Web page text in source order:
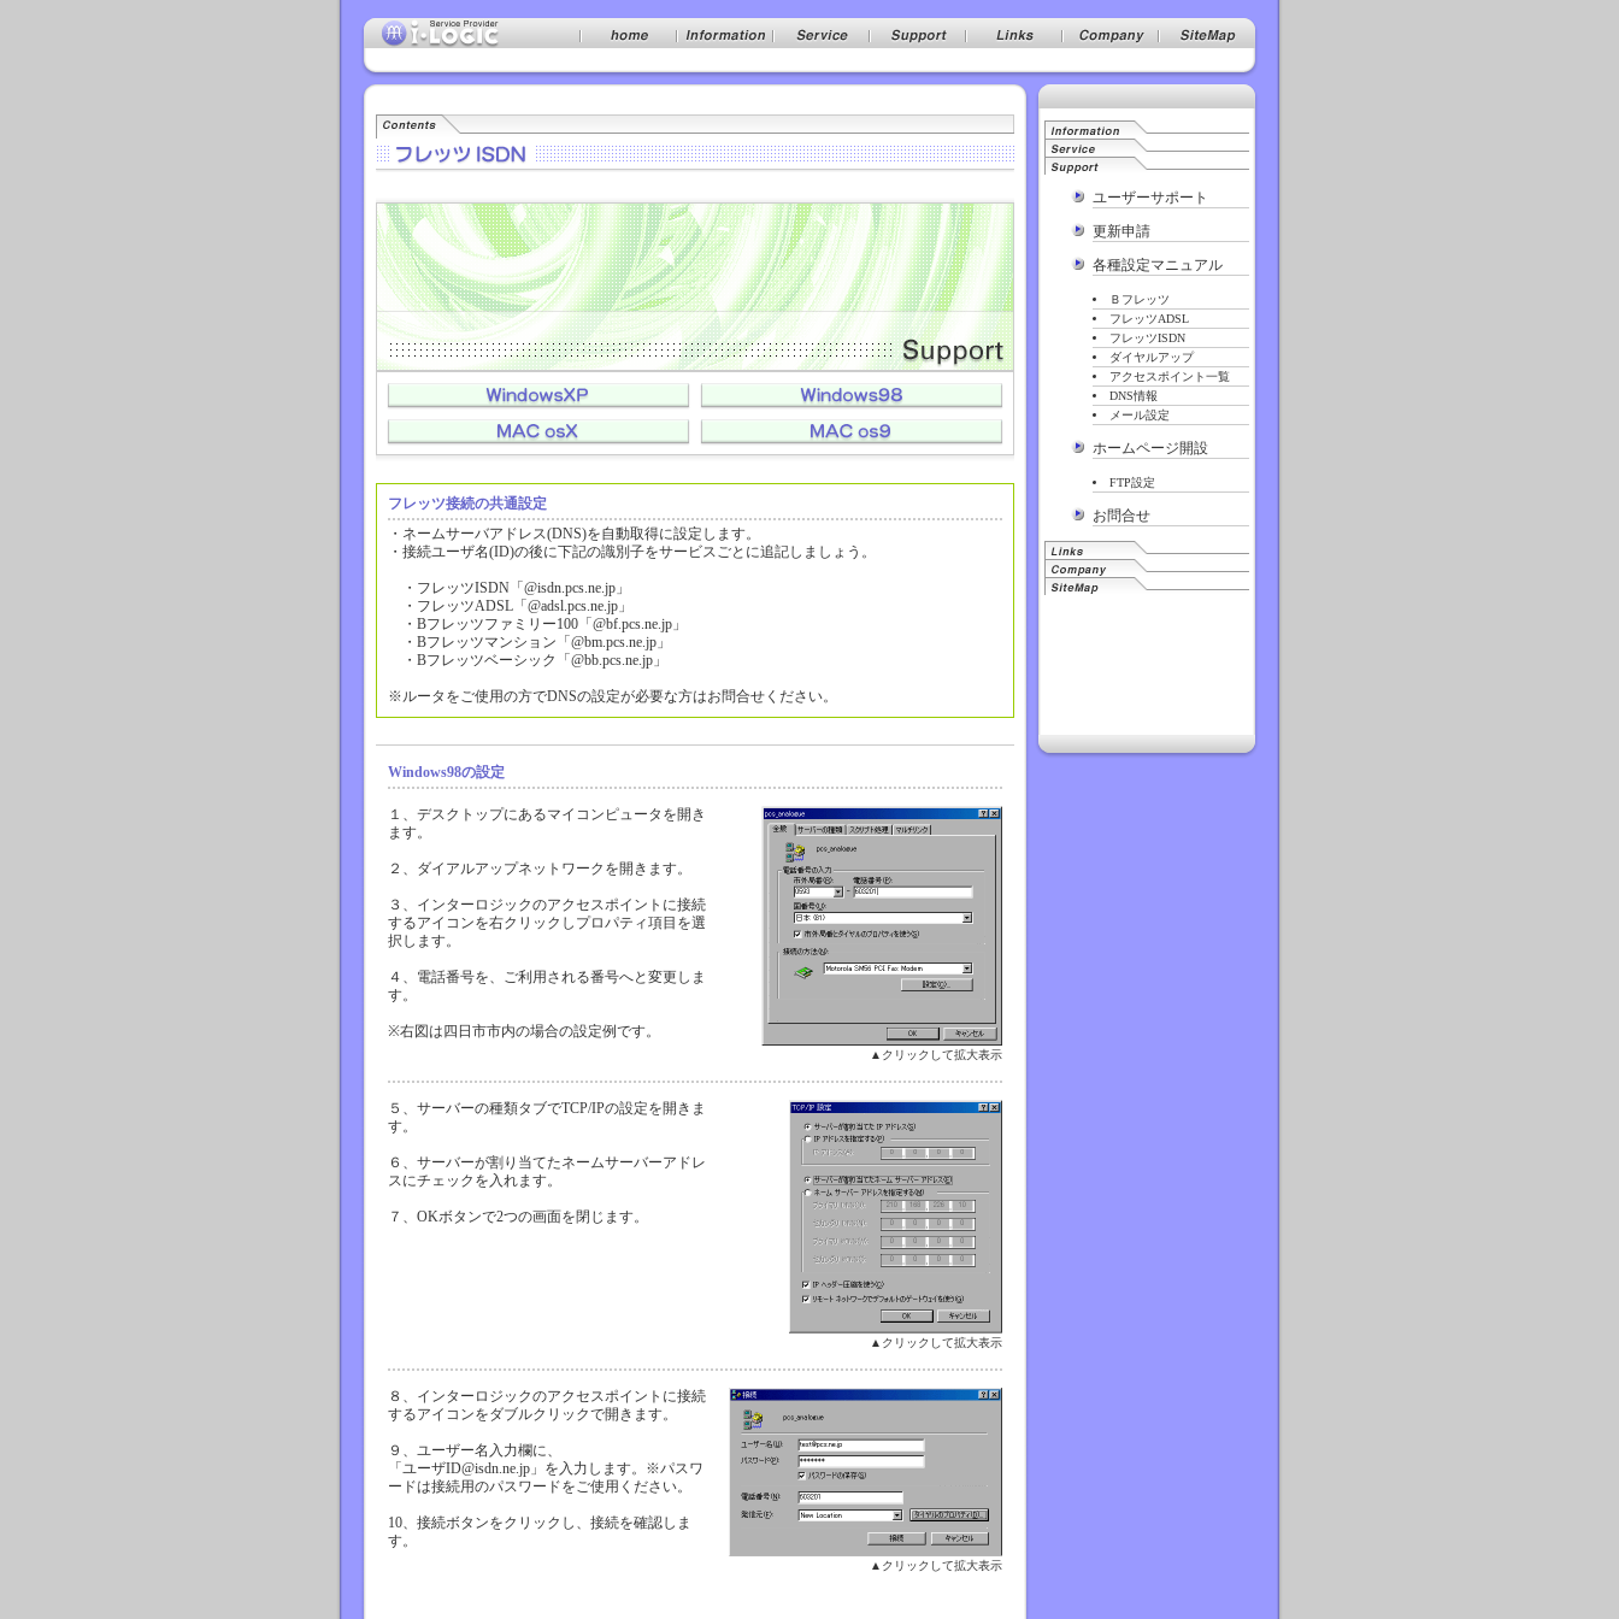
フレッツ接続の共通設定
・ネームサーバアドレス(DNS)を自動取得に設定します。
・接続ユーザ名(ID)の後に下記の識別子をサービスごとに追記しましょう。
・フレッツISDN「@isdn.pcs.ne.jp」
・フレッツADSL「@adsl.pcs.ne.jp」
・Bフレッツファミリー100「@bf.pcs.ne.jp」
・Bフレッツマンション「@bm.pcs.ne.jp」
・Bフレッツベーシック「@bb.pcs.ne.jp」
※ルータをご使用の方でDNSの設定が必要な方はお問合せください。
Windows98の設定
１、デスクトップにあるマイコンピュータを開き
ます。
２、ダイアルアップネットワークを開きます。
３、インターロジックのアクセスポイントに接続
するアイコンを右クリックしプロパティ項目を選
択します。
４、電話番号を、ご利用される番号へと変更しま
す。
※右図は四日市市内の場合の設定例です。
▲クリックして拡大表示
５、サーバーの種類タブでTCP/IPの設定を開きま
す。
６、サーバーが割り当てたネームサーバーアドレ
スにチェックを入れます。
７、OKボタンで2つの画面を閉じます。
▲クリックして拡大表示
８、インターロジックのアクセスポイントに接続
するアイコンをダブルクリックで開きます。
９、ユーザー名入力欄に、
「ユーザID@isdn.ne.jp」を入力します。※パスワ
ードは接続用のパスワードをご使用ください。
10、接続ボタンをクリックし、接続を確認しま
す。
▲クリックして拡大表示